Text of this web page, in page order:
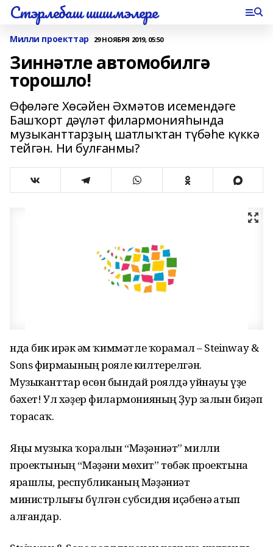
Стэрлебаш шишмэлере
Милли проекттар 29 НОЯБРЯ 2019, 05:50
Зиннәтле автомобилгә
торошло!
Өфөләге Хөсәйен Әхмәтов исемендәге
Башҡорт дәүләт филармонияһында
музыканттарҙың шатлыҡтан түбәһе күккә
тейгән. Ни булғанмы?
нда бик һирәк һәм ҡиммәтле ҡорамал – Steinway &
Sons фирмаһының рояле килтерелгән.
Музыканттар өсөн бындай роялдә уйнауы үҙе
бәхет! Ул хәҙер филармонияның Ҙур залын биҙәп
торасаҡ.
Яңы музыка ҡоралын “Мәҙәниәт” милли
проектының “Мәҙәни мөхит” төбәк проектына
ярашлы, республиканың Мәҙәниәт
министрлығы бүлгән субсидия иҫәбенә һатып
алғандар.